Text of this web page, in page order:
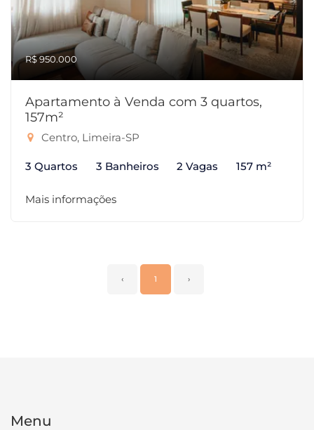
R$ 950.000
Apartamento à Venda com 3 quartos,
157m²
Centro, Limeira-SP
3 Quartos 3 Banheiros 2 Vagas 157 m²
Mais informações
‹ 1 ›
Menu